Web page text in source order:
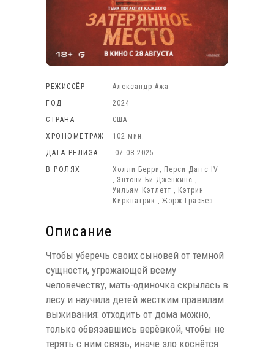
РЕЖИССЁР
Александр Ажа
ГОД
2024
СТРАНА
США
ХРОНОМЕТРАЖ
102 мин.
ДАТА РЕЛИЗА
07.08.2025
В РОЛЯХ
Холли Берри, Перси Даггс IV
, Энтони Би Дженкинс ,
Уильям Кэтлетт , Кэтрин
Киркпатрик , Жорж Грасьез
Описание
Чтобы уберечь своих сыновей от темной
сущности, угрожающей всему
человечеству, мать-одиночка скрылась в
лесу и научила детей жестким правилам
выживания: отходить от дома можно,
только обвязавшись верёвкой, чтобы не
терять с ним связь, иначе зло коснётся